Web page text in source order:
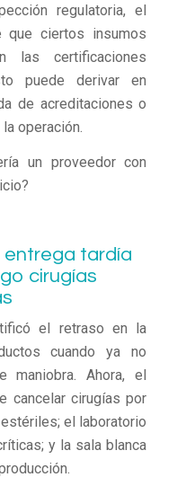
regulatoria, el
que ciertos insumos
las certificaciones
puede derivar en
de acreditaciones o
operación.
un proveedor con
entrega tardía
cirugías
el retraso en la
cuando ya no
maniobra. Ahora, el
cancelar cirugías por
el laboratorio
y la sala blanca